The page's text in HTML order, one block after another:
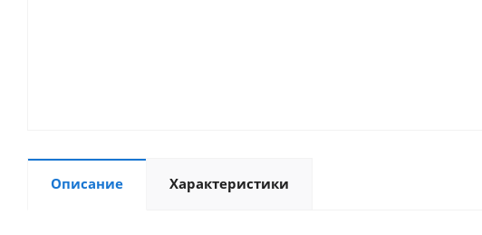
Описание Характеристики